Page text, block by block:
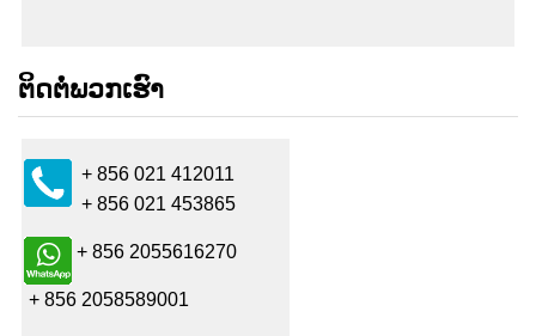
ຕິດຕໍ່ພວກເຮົາ
+ 856 021 412011
+ 856 021 453865
+ 856 2055616270
+ 856 2058589001